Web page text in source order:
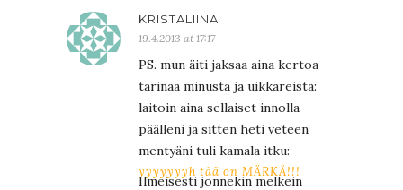
KRISTALIINA
19.4.2013 at 17:17
PS. mun äiti jaksaa aina kertoa
tarinaa minusta ja uikkareista:
laitoin aina sellaiset innolla
päälleni ja sitten heti veteen
mentyäni tuli kamala itku:
yyyyyyyh tää on MÄRKÄ!!!
Ilmeisesti jonnekin melkein